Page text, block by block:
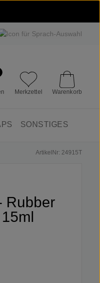
Merkzettel Warenkorb
SONSTIGES
ArtikelNr: 24915T
Rubber